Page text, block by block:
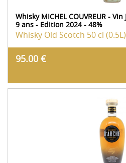
Whisky MICHEL COUVREUR -
9 ans - Edition 2024 - 48%
Whisky Old Scotch 50 cl (0.5L)
95.00 €